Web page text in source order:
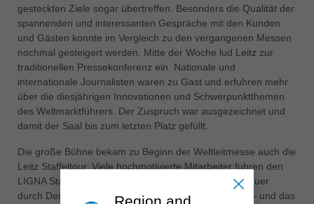
gesteckten Ziele sogar übertreffen. Besonders die Qualität der
spannenden und interessanten Gespräche mit den Kunden
und Gästen konnte im Vergleich zu den vergangenen Messen
nochmal gesteigert werden. Mitte der Woche lud Leitz zur
traditionellen Pressekonferenz ein. Nationale und
internationale Journalisten waren zu Gast und erfuhren mehr
über die diesjährigen Innovationen und Schwerpunktthemen
des Weltmarktführers. Der Zuspruch war ausgezeichnet und
damit der Saal bis zum letzten Platz gefüllt.
Die große Bühne bekam zu Beginn der Weltleitmesse auch die
Leitz Staffeltour. Viele hochmotivierte Mitarbeiter fuhren den
LIGNA Staffelstab über mehrere Wochen kreuz und quer
durch Deutschland von Oberkochen nach Hannover – und das
Region and